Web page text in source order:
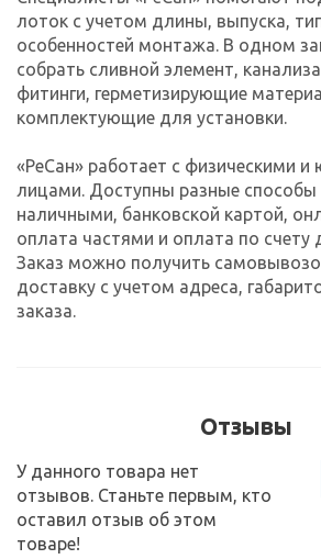
лоток с учетом длины, выпуска,
особенностей монтажа. В одном
собрать сливной элемент,
фитинги, герметизирующие
комплектующие для установки.
«РеСан» работает с физическими и
лицами. Доступны разные
наличными, банковской картой,
оплата частями и оплата по счету
Заказ можно получить
доставку с учетом адреса,
заказа.
Отзывы
У данного товара нет
отзывов. Станьте первым, кто
оставил отзыв об этом
товаре!